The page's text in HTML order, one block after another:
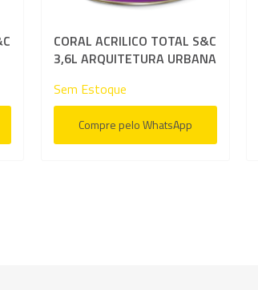
CORAL ACRILICO TOTAL S&C
3,6L ARQUITETURA URBANA
Sem Estoque
Compre pelo WhatsApp